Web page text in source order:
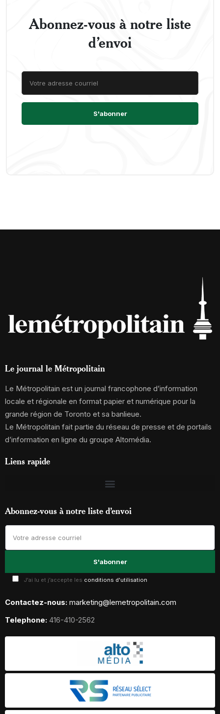
Abonnez-vous à notre liste
d’envoi
Le journal le Métropolitain
Le Métropolitain est un journal francophone d’information
locale et régionale en format papier et numérique pour la
grande région de Toronto et sa banlieue.
Le Métropolitain fait partie du réseau de presse et de portails
d’information en ligne du groupe Altomédia.
Liens rapide
Abonnez-vous à notre liste d’envoi
J'ai lu et j'accepte les conditions d'utilisation
Contactez-nous: marketing@lemetropolitain.com
Telephone: 416-410-2562